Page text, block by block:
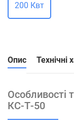
200 Квт
Опис Технічні
Особливості
КС-Т-50